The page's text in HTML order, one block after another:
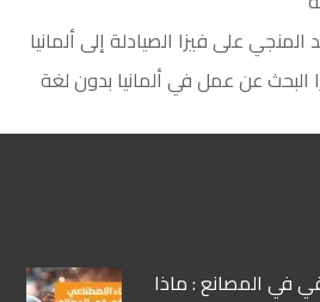
المنجيعلىفيزا الصيادلة إلى ألمانيا
البحث عن عمل في ألمانيا بدون لغة
في المصانع : ماذا